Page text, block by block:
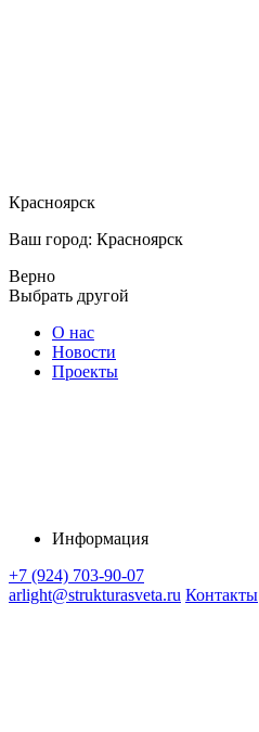
Красноярск
Ваш город: Красноярск
Верно
Выбрать другой
О нас
Новости
Проекты
Информация
+7 (924) 703-90-07
arlight@strukturasveta.ru Контакты